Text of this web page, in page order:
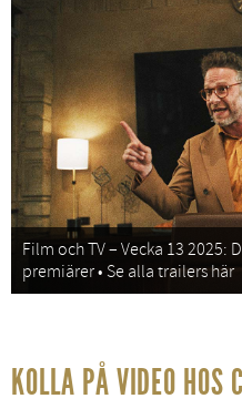
Film och TV – Vecka 13 2025:
premiärer • Se alla trailers här
KOLLA PÅ VIDEO HOS